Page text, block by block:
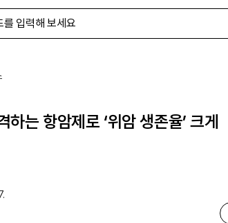
하는 항암제로 ‘위암 생존율’ 크게